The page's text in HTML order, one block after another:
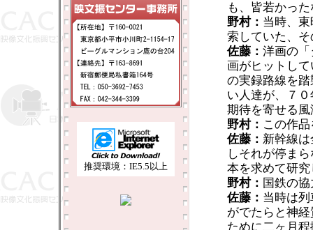
推奨環境：IE5.5以上
も、皆若かっ
野村： 当時、
索していた、
佐藤： 洋画の
画がヒットし
の実録路線を
い人達が、７
期待を寄せる
野村： この作
佐藤： 新幹線
しそれが停ま
本を求めて研
野村： 国鉄の
佐藤： 当時は
がでたらと神
ために二ヶ月